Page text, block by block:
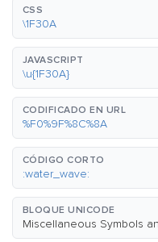
CSS
\1F30A
JAVASCRIPT
\u{1F30A}
CODIFICADO EN URL
%F0%9F%8C%8A
CÓDIGO CORTO
:water_wave:
BLOQUE UNICODE
Miscellaneous Symbols